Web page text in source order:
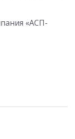
«АСП-